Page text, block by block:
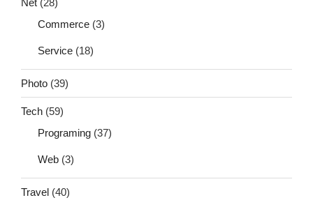
Commerce (3)
Service (18)
Photo (39)
Tech (59)
Programing (37)
Web (3)
Travel (40)